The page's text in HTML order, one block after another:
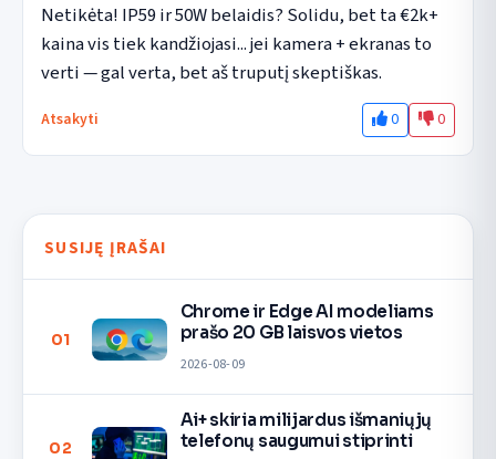
Netikėta! IP59 ir 50W belaidis? Solidu, bet ta €2k+
kaina vis tiek kandžiojasi... jei kamera + ekranas to
verti — gal verta, bet aš truputį skeptiškas.
Atsakyti 0 0
SUSIJĘ ĮRAŠAI
01
Chrome ir Edge AI modeliams
prašo 20 GB laisvos vietos
2026-08-09
02
Ai+ skiria milijardus išmaniųjų
telefonų saugumui stiprinti